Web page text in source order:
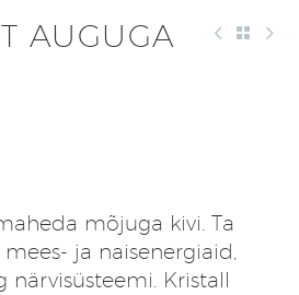
AUGUGA
mõjuga kivi. Ta
ja naisenergiaid,
närvisüsteemi. Kristall